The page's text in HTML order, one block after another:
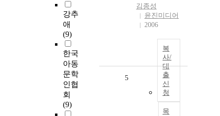
강추
애
(9)
한국
아동
문학
인협
회
(9)
김종성
윤진미디어
2006
복
사/
대
출
신
청
목
5